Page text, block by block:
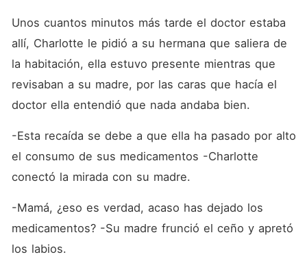
Unos cuantos minutos más tarde el doctor estaba
allí, Charlotte le pidió a su hermana que saliera de
la habitación, ella estuvo presente mientras que
revisaban a su madre, por las caras que hacía el
doctor ella entendió que nada andaba bien.
-Esta recaída se debe a que ella ha pasado por alto
el consumo de sus medicamentos -Charlotte
conectó la mirada con su madre.
-Mamá, ¿eso es verdad, acaso has dejado los
medicamentos? -Su madre frunció el ceño y apretó
los labios.